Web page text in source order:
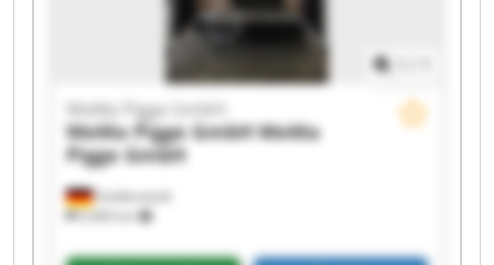
Goldenstedt
6,906 km
WeMa Pigge GmbH
WeMa Pigge GmbHWeMa
Pigge GmbH